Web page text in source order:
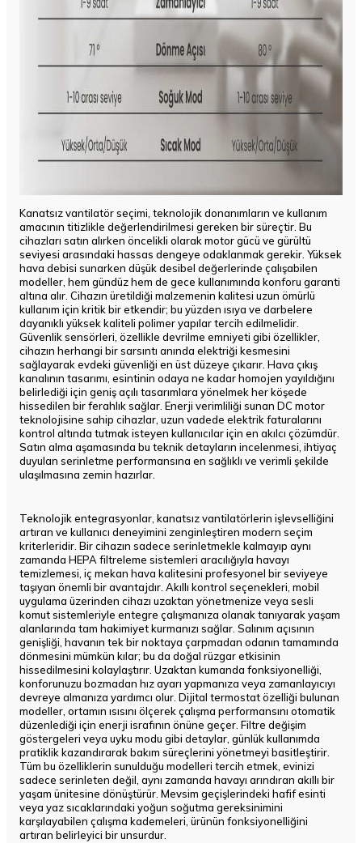
Kanatsız vantilatör seçimi, teknolojik donanımların ve kullanım
amacının titizlikle değerlendirilmesi gereken bir süreçtir. Bu
cihazları satın alırken öncelikli olarak motor gücü ve gürültü
seviyesi arasındaki hassas dengeye odaklanmak gerekir. Yüksek
hava debisi sunarken düşük desibel değerlerinde çalışabilen
modeller, hem gündüz hem de gece kullanımında konforu garanti
altına alır. Cihazın üretildiği malzemenin kalitesi uzun ömürlü
kullanım için kritik bir etkendir; bu yüzden ısıya ve darbelere
dayanıklı yüksek kaliteli polimer yapılar tercih edilmelidir.
Güvenlik sensörleri, özellikle devrilme emniyeti gibi özellikler,
cihazın herhangi bir sarsıntı anında elektriği kesmesini
sağlayarak evdeki güvenliği en üst düzeye çıkarır. Hava çıkış
kanalının tasarımı, esintinin odaya ne kadar homojen yayıldığını
belirlediği için geniş açılı tasarımlara yönelmek her köşede
hissedilen bir ferahlık sağlar. Enerji verimliliği sunan DC motor
teknolojisine sahip cihazlar, uzun vadede elektrik faturalarını
kontrol altında tutmak isteyen kullanıcılar için en akılcı çözümdür.
Satın alma aşamasında bu teknik detayların incelenmesi, ihtiyaç
duyulan serinletme performansına en sağlıklı ve verimli şekilde
ulaşılmasına zemin hazırlar.
Teknolojik entegrasyonlar, kanatsız vantilatörlerin işlevselliğini
artıran ve kullanıcı deneyimini zenginleştiren modern seçim
kriterleridir. Bir cihazın sadece serinletmekle kalmayıp aynı
zamanda HEPA filtreleme sistemleri aracılığıyla havayı
temizlemesi, iç mekan hava kalitesini profesyonel bir seviyeye
taşıyan önemli bir avantajdır. Akıllı kontrol seçenekleri, mobil
uygulama üzerinden cihazı uzaktan yönetmenize veya sesli
komut sistemleriyle entegre çalışmanıza olanak tanıyarak yaşam
alanlarında tam hakimiyet kurmanızı sağlar. Salınım açısının
genişliği, havanın tek bir noktaya çarpmadan odanın tamamında
dönmesini mümkün kılar; bu da doğal rüzgar etkisinin
hissedilmesini kolaylaştırır. Uzaktan kumanda fonksiyonelliği,
konforunuzu bozmadan hız ayarı yapmanıza veya zamanlayıcıyı
devreye almanıza yardımcı olur. Dijital termostat özelliği bulunan
modeller, ortamın ısısını ölçerek çalışma performansını otomatik
düzenlediği için enerji israfının önüne geçer. Filtre değişim
göstergeleri veya uyku modu gibi detaylar, günlük kullanımda
pratiklik kazandırarak bakım süreçlerini yönetmeyi basitleştirir.
Tüm bu özelliklerin sunulduğu modelleri tercih etmek, evinizi
sadece serinleten değil, aynı zamanda havayı arındıran akıllı bir
yaşam ünitesine dönüştürür. Mevsim geçişlerindeki hafif esinti
veya yaz sıcaklarındaki yoğun soğutma gereksinimini
karşılayabilen çalışma kademeleri, ürünün fonksiyonelliğini
artıran belirleyici bir unsurdur.